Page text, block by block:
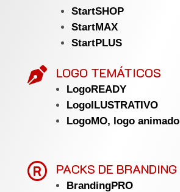
StartSHOP
StartMAX
StartPLUS
 LOGO TEMÁTICOS
LogoREADY
LogoILUSTRATIVO
LogoMO, logo animado
 PACKS DE BRANDING
BrandingPRO